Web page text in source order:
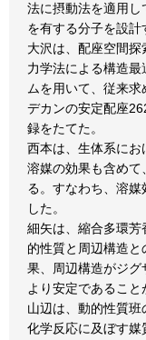
法に摂動法を適用し
を有する分子を設計
大沢は、配座空間
力学法による構造
ムを用いて、従来
デカンの安定配座
録をたてた。
西本は、生体系にお
溶媒の効果も含め
る。すなわち、溶
した。
細矢は、縮合多環
的性質と周辺構造
果、周辺構造がジ
より安定であること
山辺は、動的性質班
化学反応に及ぼす